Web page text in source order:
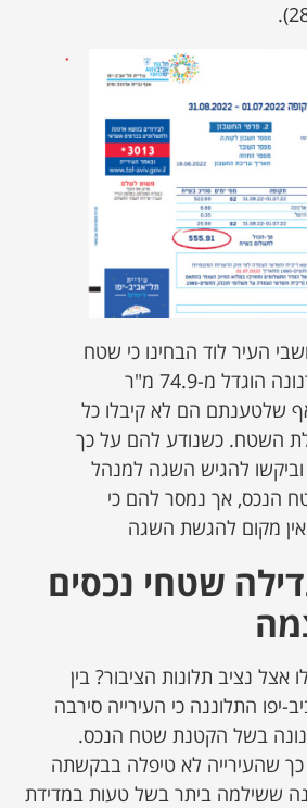
העיר לוד הבחינו כי שטח
הנכס לצורכי ארנונה הוגדל מ-74.9 מ"ר
מ"ר, אף שלטענתם הם לא קיבלו כל
השטח. כשנודע להם על כך
וביקשו להגיש השגה למנהל
הנכס, אך נמסר להם כי
אין מקום להגשת השגה
שטחי נכסים
אצל נציב תלונות הציבור? בין
התלוננה כי העירייה סירבה
בשל הקטנת שטח הנכס.
שהעירייה לא טיפלה בבקשתה
ששילמה ביתר בשל טעות במדידת